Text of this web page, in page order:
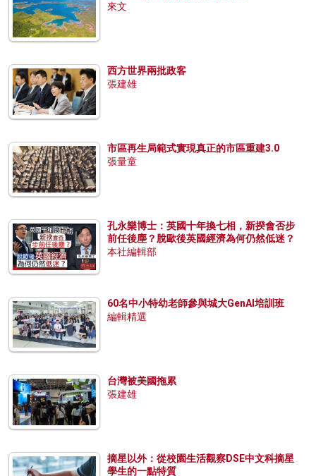
來文
西方世界兩批政客
張建雄
市區再生局範式實現真正的市區重建3.0
張量童
孔永樂博士：英國十年換七相，新揆會否步
前任後塵？脫歐後英國經濟為何仍然低迷？
本社編輯部
60名中小特幼老師參與城大GenAI培訓班
編輯精選
台灣被美國拖累
張建雄
摘星以外：從校園生活觀察DSE中文科摘星
學生的一點特質